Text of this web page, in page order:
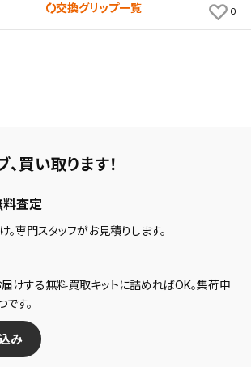
交換グリップ一覧 0
買い取ります！
料査定
専門スタッフがお見積りします。
けする無料買取キットに詰めればOK。集荷申
す。
み